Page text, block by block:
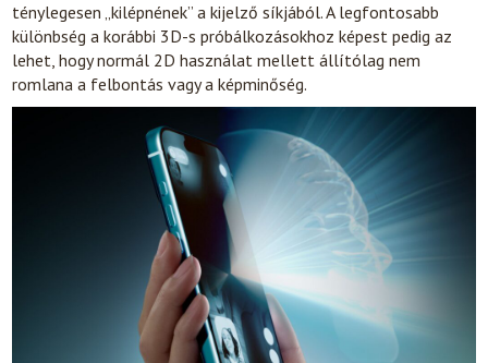
ténylegesen „kilépnének” a kijelző síkjából. A legfontosabb
különbség a korábbi 3D-s próbálkozásokhoz képest pedig az
lehet, hogy normál 2D használat mellett állítólag nem
romlana a felbontás vagy a képminőség.